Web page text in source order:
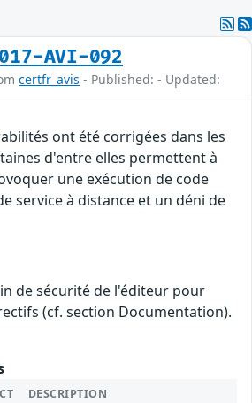
AVI-092
certfr_avis - Published: - Updated:
ont été corrigées dans les
d'entre elles permettent à
une exécution de code
service à distance et un déni de
de sécurité de l'éditeur pour
(cf. section Documentation).
DESCRIPTION